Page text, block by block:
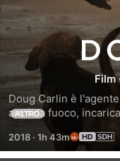
Film
Doug Carlin è
armi da fuoco,
terroristico che ha
fluviale uccidendo
ALTRO
2018 · 1h 43m